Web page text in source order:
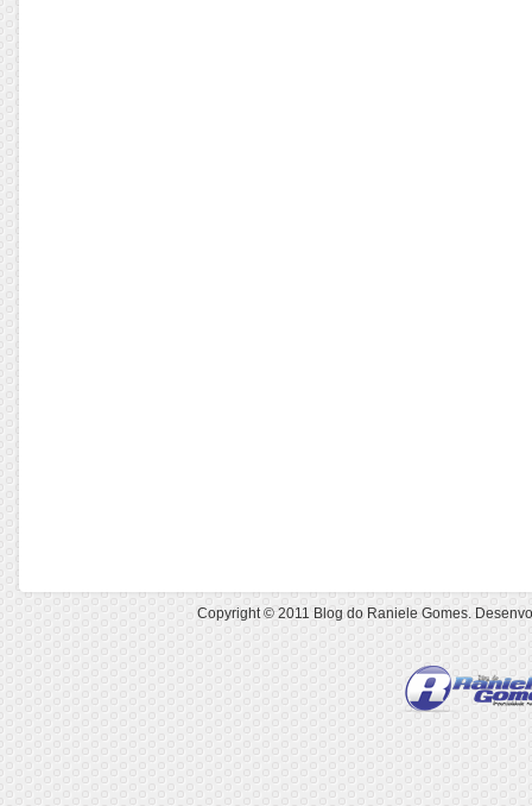
Copyright © 2011Blog do Raniele Gomes.